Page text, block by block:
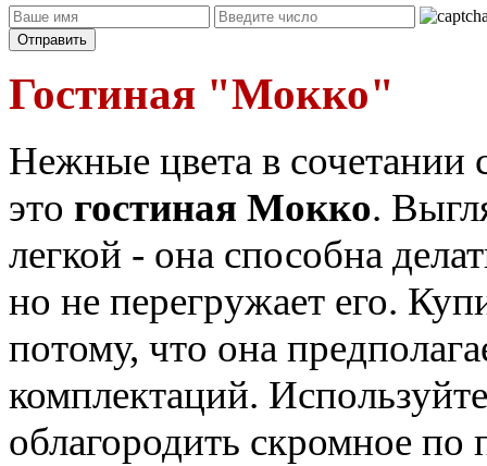
Гостиная "Мокко"
Нежные цвета в
это гостиная Мокко.
легкой - она способна
но не перегружает его.
потому, что она
комплектаций.
облагородить скромное